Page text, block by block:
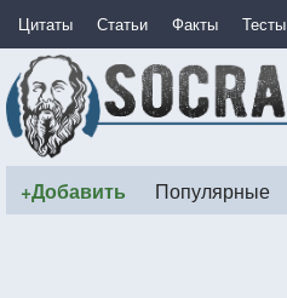
Цитаты Статьи Факты Тесты
+Добавить Популярные